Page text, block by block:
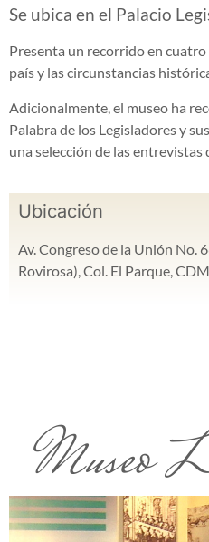
Se ubica en el Palacio
Presenta un recorrido en cuatro
país y las circunstancias
Adicionalmente, el museo ha
Palabra de los Legisladores y
una selección de las entrevistas
Ubicación
Av. Congreso de la Unión No.
Rovirosa), Col. El Parque,
Museo